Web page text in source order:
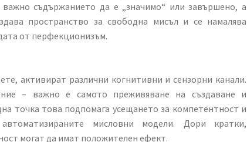
съдържанието да е „значимо“ или завършено, а
пространство за свободна мисъл и се намалява
от перфекционизъм.
активират различни когнитивни и сензорни канали.
– важно е самото преживяване на създаване и
точка това подпомага усещането за компетентност и
мисловни модели. Дори кратки,
могат да имат положителен ефект.